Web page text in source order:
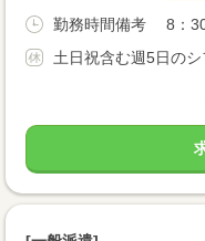
勤務時間備考 8：30
土日祝含む週5日の